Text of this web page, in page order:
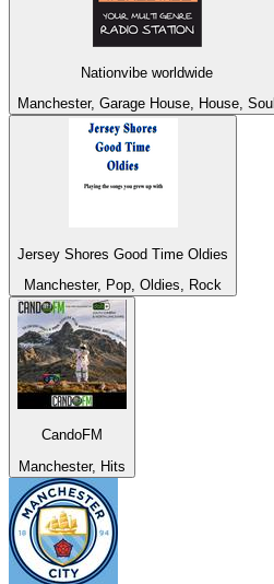
Nationvibe worldwide
Manchester, Garage House, House, Soul
Jersey Shores Good Time Oldies
Manchester, Pop, Oldies, Rock
CandoFM
Manchester, Hits